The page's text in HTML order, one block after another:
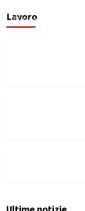
LavoroFilippo Cardinale